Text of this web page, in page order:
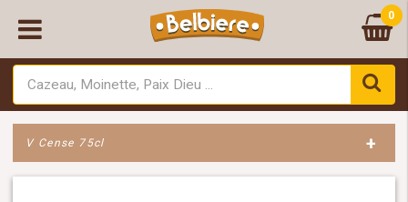
0
V Cense 75cl +